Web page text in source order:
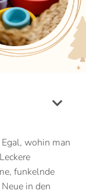
wohin man
funkelnde
in den